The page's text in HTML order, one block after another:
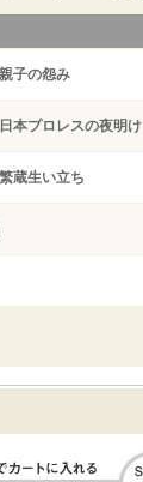
子の怨み
本プロレスの夜明け
蔵生い立ち